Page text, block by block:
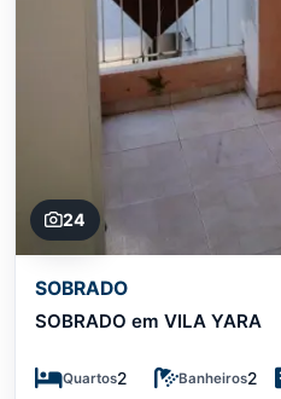
24
SOBRADO
SOBRADO em VILA YARA
Quartos2 Banheiros2